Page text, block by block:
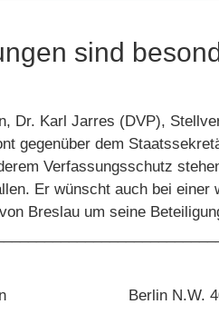
sind
Dr. Karl Jarres (DVP),
gegenüber dem
Verfassungsschutz
Er wünscht auch bei einer
Breslau um seine
Berlin N.W. 40,